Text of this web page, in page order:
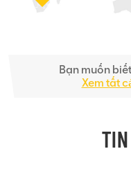
Bạn muốn
Xem tất